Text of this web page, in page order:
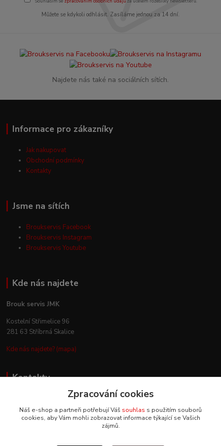
Můžete se kdykoli odhlásit. Zasíláme jednou za 14 dní.
Najdete nás také na sociálních sítích.
Informace pro zákazníky
Jak nakupovat
Obchodní podmínky
Kontakty
Jsme na sítích
Broukservis Facebook
Broukservis Instagram
Broukservis Youtube
Kde nás najdete
Brouk servis JMK
Kostelní Střimelice 96
281 63 Stříbrná Skalice
Kde nás najdete? (mapa)
Kontakty
+420 602 330 329
(Po-Pá, 9-18 hod.)
Zpracování cookies
Náš e-shop a partneři potřebují Váš souhlas s použitím souborů
cookies, aby Vám mohli zobrazovat informace týkající se Vašich
zájmů.